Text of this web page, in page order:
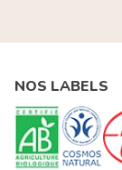
NOS LABELS